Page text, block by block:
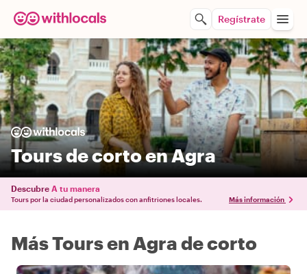
Regístrate
Tours de corto en Agra
Descubre A tu manera
Tours por la ciudad personalizados con anfitriones locales. Más información
Más Tours en Agra de corto